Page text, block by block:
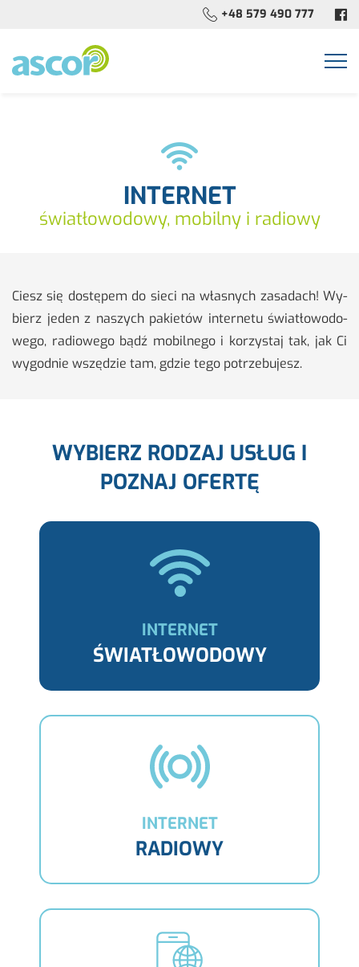
+48 579 490 777
INTERNET
światłowodowy, mobilny i radiowy
Ciesz się do­stę­pem do sieci na wła­snych za­sa­dach! Wy­
bierz jeden z na­szych pa­kie­tów in­ter­ne­tu świa­tło­wo­do­
we­go, ra­dio­we­go bądź mo­bil­ne­go i ko­rzy­staj tak, jak Ci
wy­god­nie wszę­dzie tam, gdzie tego po­trze­bu­jesz.
WYBIERZ RODZAJ USŁUG I
POZNAJ OFERTĘ
INTERNET
ŚWIATŁOWODOWY
INTERNET
RADIOWY